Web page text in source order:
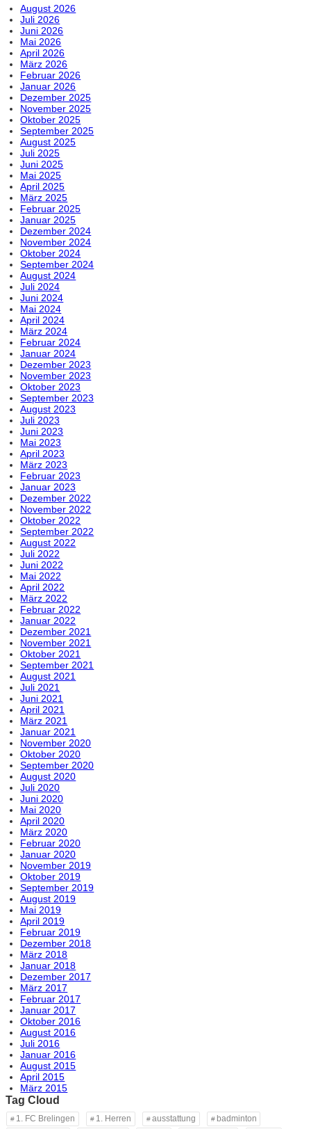
August 2026
Juli 2026
Juni 2026
Mai 2026
April 2026
März 2026
Februar 2026
Januar 2026
Dezember 2025
November 2025
Oktober 2025
September 2025
August 2025
Juli 2025
Juni 2025
Mai 2025
April 2025
März 2025
Februar 2025
Januar 2025
Dezember 2024
November 2024
Oktober 2024
September 2024
August 2024
Juli 2024
Juni 2024
Mai 2024
April 2024
März 2024
Februar 2024
Januar 2024
Dezember 2023
November 2023
Oktober 2023
September 2023
August 2023
Juli 2023
Juni 2023
Mai 2023
April 2023
März 2023
Februar 2023
Januar 2023
Dezember 2022
November 2022
Oktober 2022
September 2022
August 2022
Juli 2022
Juni 2022
Mai 2022
April 2022
März 2022
Februar 2022
Januar 2022
Dezember 2021
November 2021
Oktober 2021
September 2021
August 2021
Juli 2021
Juni 2021
April 2021
März 2021
Januar 2021
November 2020
Oktober 2020
September 2020
August 2020
Juli 2020
Juni 2020
Mai 2020
April 2020
März 2020
Februar 2020
Januar 2020
November 2019
Oktober 2019
September 2019
August 2019
Mai 2019
April 2019
Februar 2019
Dezember 2018
März 2018
Januar 2018
Dezember 2017
März 2017
Februar 2017
Januar 2017
Oktober 2016
August 2016
Juli 2016
Januar 2016
August 2015
April 2015
März 2015
Tag Cloud
1. FC Brelingen 1. Herren ausstattung
badminton